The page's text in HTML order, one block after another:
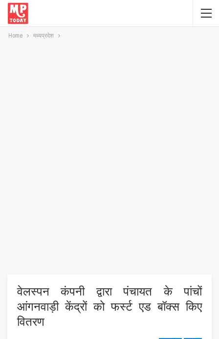
Home मध्यप्रदेश
वेलस्पन कंपनी द्वारा पंचायत के पांचों
आंगनवाड़ी केंद्रों को फर्स्ट एड बॉक्स किए
वितरण